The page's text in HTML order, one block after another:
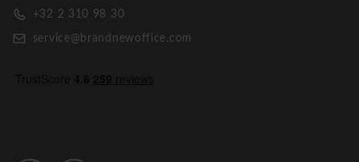
+32 2 310 98 30
service@brandnewoffice.com